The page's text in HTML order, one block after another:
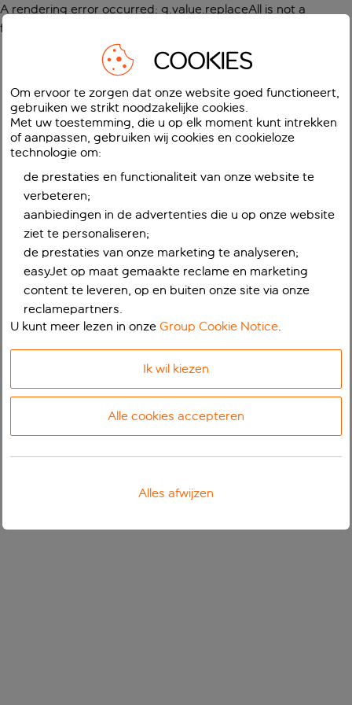
A rendering error occurred: g.value.replaceAll is not a
function
COOKIES
Om ervoor te zorgen dat onze website goed functioneert,
gebruiken we strikt noodzakelijke cookies.
Met uw toestemming, die u op elk moment kunt intrekken
of aanpassen, gebruiken wij cookies en cookieloze
technologie om:
de prestaties en functionaliteit van onze website te
verbeteren;
aanbiedingen in de advertenties die u op onze website
ziet te personaliseren;
de prestaties van onze marketing te analyseren;
easyJet op maat gemaakte reclame en marketing
content te leveren, op en buiten onze site via onze
reclamepartners.
U kunt meer lezen in onzeGroup Cookie Notice.
Ik wil kiezen
Alle cookies accepteren
Alles afwijzen